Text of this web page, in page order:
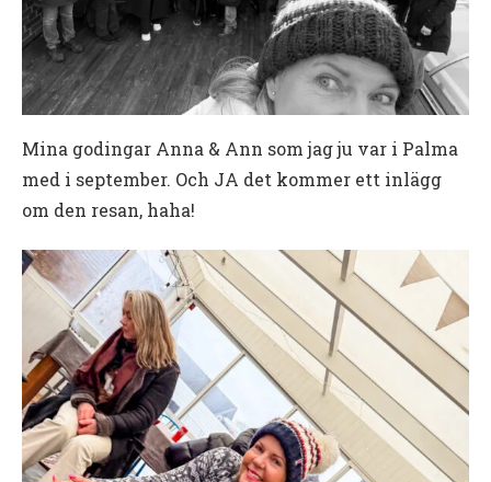
Mina godingar Anna & Ann som jag ju var i Palma
med i september. Och JA det kommer ett inlägg
om den resan, haha!